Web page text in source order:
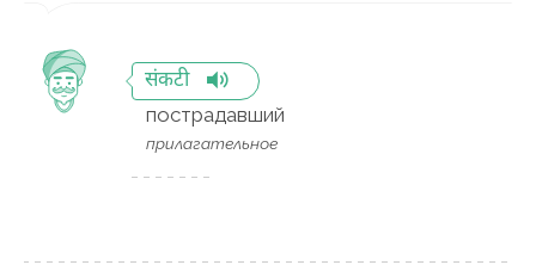
संकटी
пострадавший
прилагательное